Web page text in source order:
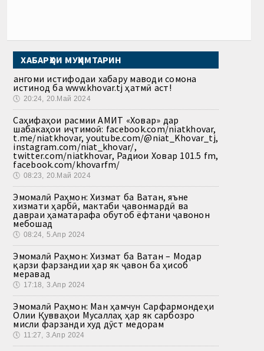
ХАБАРҲОИ МУҲИМТАРИН
Ҳангоми истифодаи хабару маводи сомона
истинод ба www.khovar.tj ҳатмӣ аст!
🕔 20:24, 20.Май 2024
Саҳифаҳои расмии АМИТ «Ховар» дар
шабакаҳои иҷтимоӣ: facebook.com/niatkhovar,
t.me/niatkhovar, youtube.com/@niat_Khovar_tj,
instagram.com/niat_khovar/,
twitter.com/niatkhovar, Радиои Ховар 101.5 fm,
facebook.com/khovarfm/
🕔 08:23, 20.Май 2024
Эмомалӣ Раҳмон: Хизмат ба Ватан, яъне
хизмати ҳарбӣ, мактаби ҷавонмардӣ ва
давраи ҳаматарафа обутоб ёфтани ҷавонон
мебошад
🕔 08:24, 5.Апр 2024
Эмомалӣ Раҳмон: Хизмат ба Ватан – Модар
қарзи фарзандии ҳар як ҷавон ба ҳисоб
меравад
🕔 17:18, 3.Апр 2024
Эмомалӣ Раҳмон: Ман ҳамчун Сарфармондеҳи
Олии Қувваҳои Мусаллаҳ ҳар як сарбозро
мисли фарзанди худ дӯст медорам
🕔 11:27, 3.Апр 2024